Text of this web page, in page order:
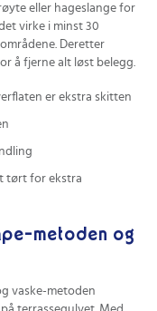
eller hageslange for
virke i minst 30
Deretter
å fjerne alt løst belegg.
er ekstra skitten
tørt for ekstra
metoden og
vaske-metoden